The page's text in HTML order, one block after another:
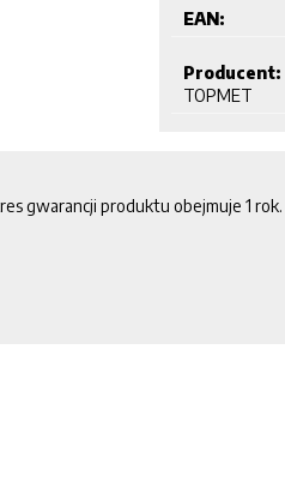
EAN:
Producent:
TOPMET
gwarancji produktu obejmuje 1 rok.